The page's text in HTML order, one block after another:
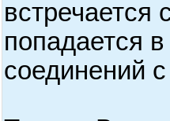
встречается
попадается
соединений